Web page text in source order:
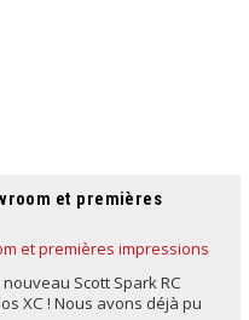
et premières
Scott Spark RC
XC ! Nous avons déjà pu